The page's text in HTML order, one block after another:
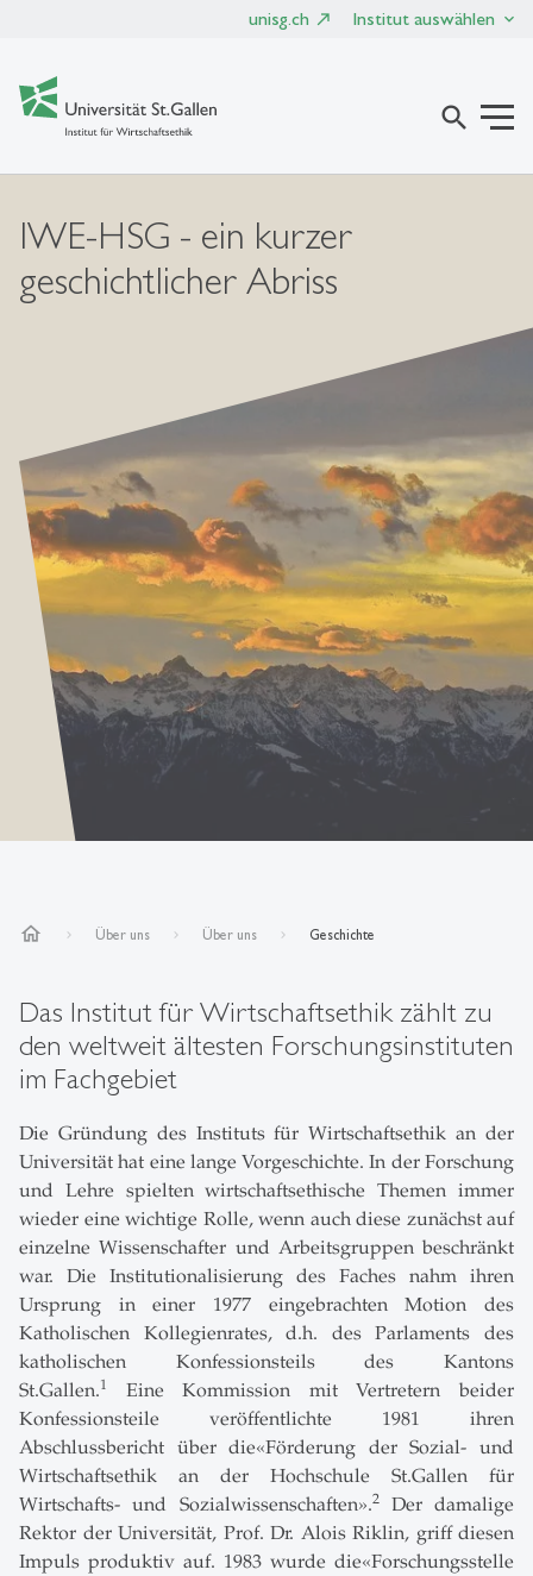
unisg.ch Institut auswählen
search
IWE-HSG - ein kurzer
geschichtlicher Abriss
home Über uns Über uns Geschichte
Das Institut für Wirtschaftsethik zählt zu
den weltweit ältesten Forschungsinstituten
im Fachgebiet
Die Gründung des Instituts für Wirtschaftsethik an der
Universität hat eine lange Vorgeschichte. In der Forschung
und Lehre spielten wirtschaftsethische Themen immer
wieder eine wichtige Rolle, wenn auch diese zunächst auf
einzelne Wissenschafter und Arbeitsgruppen beschränkt
war. Die Institutionalisierung des Faches nahm ihren
Ursprung in einer 1977 eingebrachten Motion des
Katholischen Kollegienrates, d.h. des Parlaments des
katholischen Konfessionsteils des Kantons
St.Gallen.1
Eine Kommission mit Vertretern beider
Konfessionsteile veröffentlichte 1981 ihren
Abschlussbericht über die«Förderung der Sozial- und
Wirtschaftsethik an der Hochschule St.Gallen für
Wirtschafts- und Sozialwissenschaften».2Der damalige
Rektor der Universität, Prof. Dr. Alois Riklin, griff diesen
Impuls produktiv auf. 1983 wurde die«Forschungsstelle